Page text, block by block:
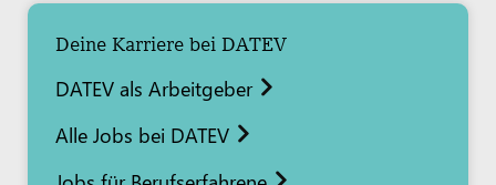
Deine Karriere bei DATEV
DATEV als Arbeitgeber
Alle Jobs bei DATEV